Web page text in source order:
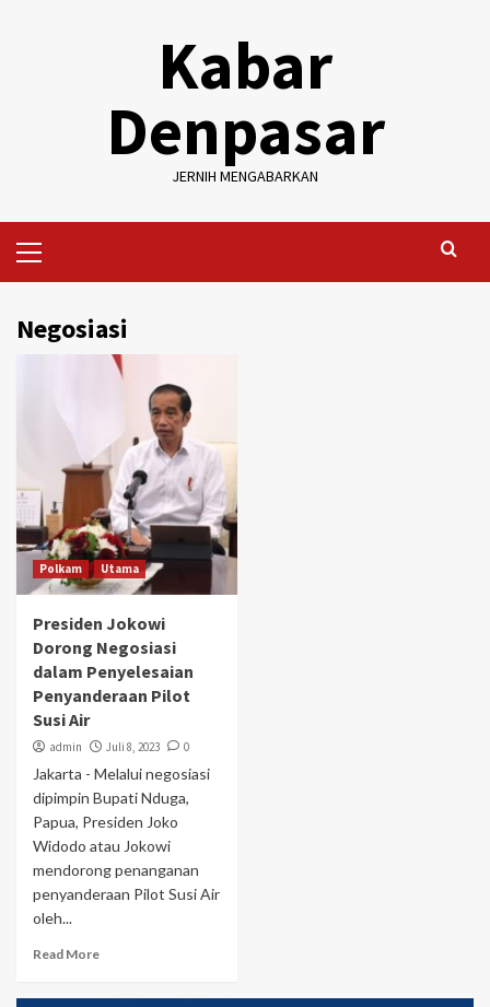
Kabar
Denpasar
JERNIH MENGABARKAN
Menu
Negosiasi
Polkam Utama
Presiden Jokowi
Dorong Negosiasi
dalam Penyelesaian
Penyanderaan Pilot
Susi Air
admin Juli 8, 2023 0
Jakarta - Melalui negosiasi
dipimpin Bupati Nduga,
Papua, Presiden Joko
Widodo atau Jokowi
mendorong penanganan
penyanderaan Pilot Susi Air
oleh...
Read More